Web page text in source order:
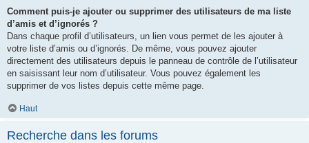
Comment puis-je ajouter ou supprimer des utilisateurs de ma liste
d’amis et d’ignorés ?
Dans chaque profil d’utilisateurs, un lien vous permet de les ajouter à
votre liste d’amis ou d’ignorés. De même, vous pouvez ajouter
directement des utilisateurs depuis le panneau de contrôle de l’utilisateur
en saisissant leur nom d’utilisateur. Vous pouvez également les
supprimer de vos listes depuis cette même page.
Haut
Recherche dans les forums